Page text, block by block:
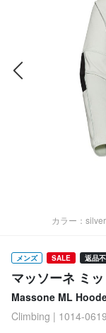
カラー：
メンズ SALE 返品
マッソーネ ミ
Massone ML
Climbing | 1014-